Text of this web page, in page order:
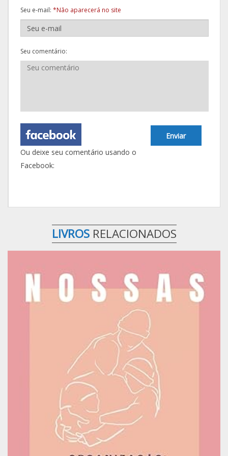
Seu e-mail: *Não aparecerá no site
Seu comentário:
Enviar
Ou deixe seu comentário usando o
Facebook:
LIVROS RELACIONADOS